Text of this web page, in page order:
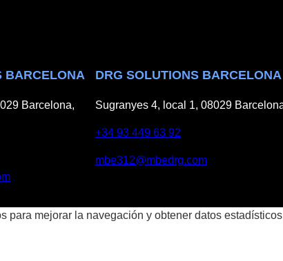
BARCELONA
Barcelona,
DRG SOLUTIONS BARCELONA
Sugranyes 4, local 1, 08029
+34 93 449 63 92
mbe312@mbedrg.com
para mejorar la navegación y obtener datos